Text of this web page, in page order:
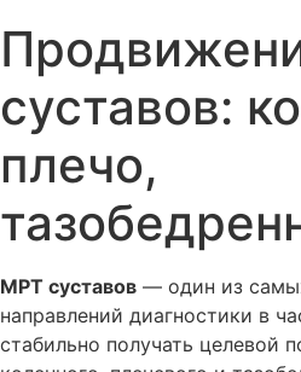
суставов:
плечо,
МРТ суставов — один из
направлений диагностики в
стабильно получать целевой